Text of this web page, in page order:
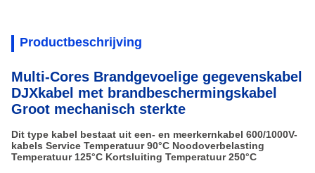
Productbeschrijving
Multi-Cores Brandgevoelige gegevenskabel
DJXkabel met brandbeschermingskabel
Groot mechanisch sterkte
Dit type kabel bestaat uit een- en meerkernkabel 600/1000V-
kabels Service Temperatuur 90°C Noodoverbelasting
Temperatuur 125°C Kortsluiting Temperatuur 250°C